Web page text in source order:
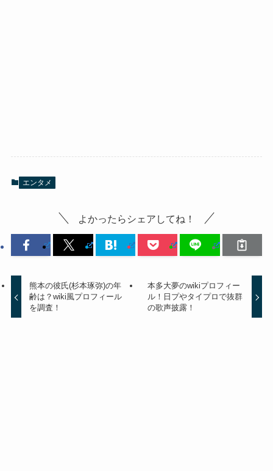
エンタメ
よかったらシェアしてね！
熊本の彼氏(杉本琢弥)の年
齢は？wiki風プロフィール
を調査！
本多大夢のwikiプロフィー
ル！日プやタイプロで抜群
の歌声披露！